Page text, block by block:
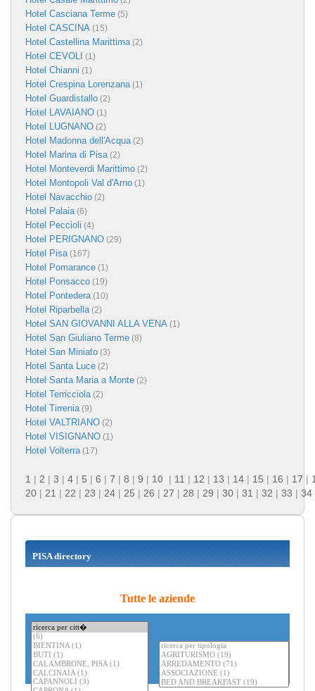
Hotel Casciana Terme (5)
Hotel CASCINA (15)
Hotel Castellina Marittima(2)
Hotel CEVOLI (1)
Hotel Chianni (1)
Hotel Crespina Lorenzana(1)
Hotel Guardistallo (2)
Hotel LAVAIANO (1)
Hotel LUGNANO (2)
Hotel Madonna dell'Acqua(2)
Hotel Marina di Pisa(2)
Hotel Monteverdi Marittimo (2)
Hotel Montopoli Val d'Arno (1)
Hotel Navacchio (2)
Hotel Palaia(6)
Hotel Peccioli (4)
Hotel PERIGNANO (29)
Hotel Pisa(167)
Hotel Pomarance (1)
Hotel Ponsacco (19)
Hotel Pontedera(10)
Hotel Riparbella(2)
Hotel SAN GIOVANNI ALLA VENA (1)
Hotel San Giuliano Terme (8)
Hotel San Miniato (3)
Hotel Santa Luce (2)
Hotel Santa Maria a Monte (2)
Hotel Terricciola(2)
Hotel Tirrenia(9)
Hotel VALTRIANO (2)
Hotel VISIGNANO (1)
Hotel Volterra(17)
1 | 2 | 3 | 4 | 5 | 6 | 7 | 8 | 9 | 10 | 11 | 12 | 13 | 14 | 15 | 16 | 17 |
20 | 21 | 22 | 23 | 24 | 25 | 26 | 27 | 28 | 29 | 30 | 31 | 32 | 33 | 34
PISA directory
Tutte le aziende